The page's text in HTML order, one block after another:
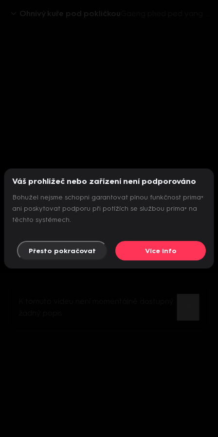
Ohnivý kuře pod pokličkou
Nepodařilo se inicializovat přehrávač
Váš prohlížeč nebo zařízení není podporováno
Bohužel nejsme schopni garantovat plnou funkčnost prima+
ani poskytovat podporu při potížích se službou prima+ na
těchto systémech.
Přesto pokračovat Více info